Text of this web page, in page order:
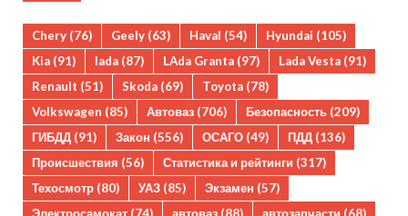
Chery (76) Geely (63) Haval (54) Hyundai (105)
Kia (91) lada (87) LAda Granta (97) Lada Vesta (91)
Renault (51) Skoda (69) Toyota (78)
Volkswagen (85) Автоваз (706) Безопасность (209)
ГИБДД (91) Закон (556) ОСАГО (49) ПДД (136)
Происшествия (56) Статистика и рейтинги (317)
Техосмотр (80) УАЗ (85) Экзамен (57)